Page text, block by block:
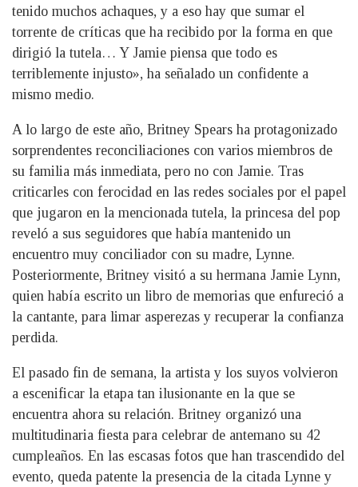
tenido muchos achaques, y a eso hay que sumar el
torrente de críticas que ha recibido por la forma en que
dirigió la tutela… Y Jamie piensa que todo es
terriblemente injusto», ha señalado un confidente a
mismo medio.
A lo largo de este año, Britney Spears ha protagonizado
sorprendentes reconciliaciones con varios miembros de
su familia más inmediata, pero no con Jamie. Tras
criticarles con ferocidad en las redes sociales por el papel
que jugaron en la mencionada tutela, la princesa del pop
reveló a sus seguidores que había mantenido un
encuentro muy conciliador con su madre, Lynne.
Posteriormente, Britney visitó a su hermana Jamie Lynn,
quien había escrito un libro de memorias que enfureció a
la cantante, para limar asperezas y recuperar la confianza
perdida.
El pasado fin de semana, la artista y los suyos volvieron
a escenificar la etapa tan ilusionante en la que se
encuentra ahora su relación. Britney organizó una
multitudinaria fiesta para celebrar de antemano su 42
cumpleaños. En las escasas fotos que han trascendido del
evento, queda patente la presencia de la citada Lynne y